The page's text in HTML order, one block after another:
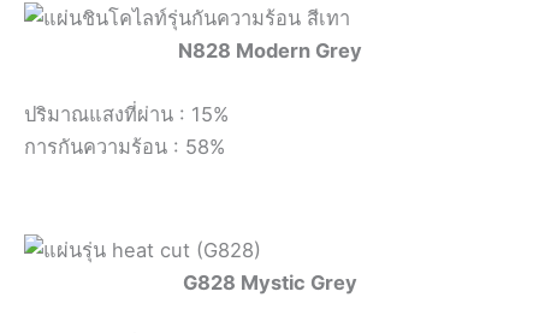
N828 Modern Grey
ปริมาณแสงที่ผ่าน : 15%
การกันความร้อน : 58%
G828 Mystic Grey